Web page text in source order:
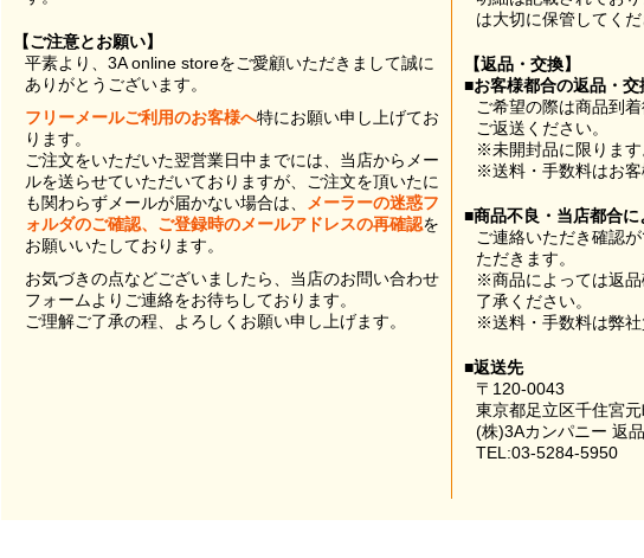
【ご注意とお願い】
平素より、3A online storeをご愛顧いただきまして誠に
ありがとうございます。
フリーメールご利用のお客様へ特にお願い申し上げてお
ります。
ご注文をいただいた翌営業日中までには、当店からメー
ルを送らせていただいておりますが、ご注文を頂いたに
も関わらずメールが届かない場合は、
メーラーの迷惑フ
ォルダのご確認、ご登録時のメールアドレスの再確認を
お願いいたしております。
お気づきの点などございましたら、当店のお問い合わせ
フォームよりご連絡をお待ちしております。
ご理解ご了承の程、よろしくお願い申し上げます。
は大切に保管してくだ
【返品・交換】
■お客様都合の返品・交
ご希望の際は商品到
ご返送ください。
※未開封品に限ります
※送料・手数料はお客
■商品不良・当店都合
ご連絡いただき確認
ただきます。
※商品によっては返
了承ください。
※送料・手数料は弊社
■返送先
〒120-0043
東京都足立区千住宮
(株)3Aカンパニー 返
TEL:03-5284-5950